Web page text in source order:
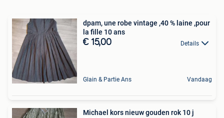
dpam, une robe vintage ,40 % laine ,pour
la fille 10 ans
€ 15,00 Details
Glain & Partie Ans Vandaag
Michael kors nieuw gouden rok 10 j